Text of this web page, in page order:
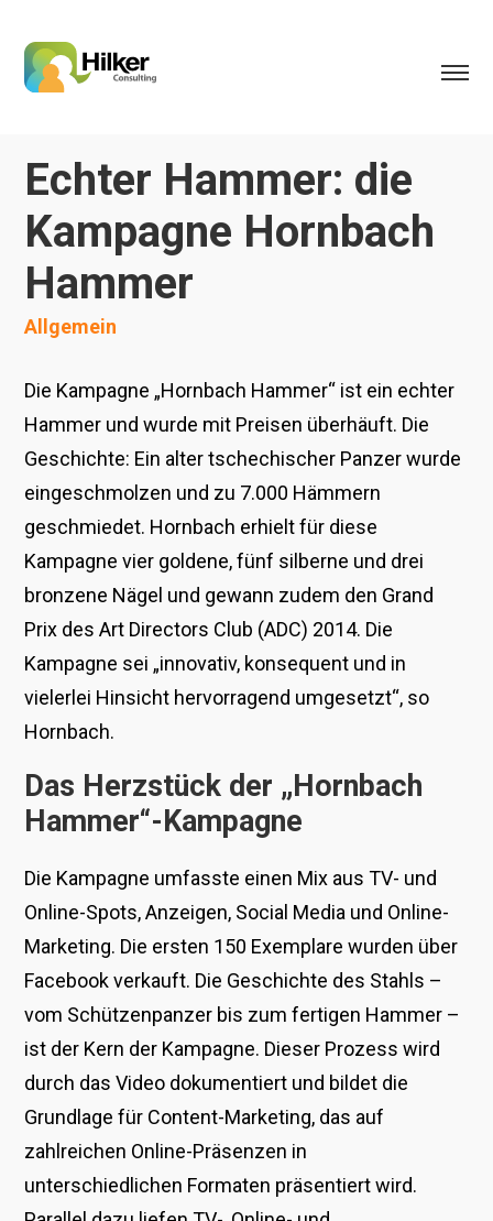
Echter Hammer: die
Kampagne Hornbach
Hammer
Allgemein
Die Kampagne „Hornbach Hammer“ ist ein echter
Hammer und wurde mit Preisen überhäuft. Die
Geschichte: Ein alter tschechischer Panzer wurde
eingeschmolzen und zu 7.000 Hämmern
geschmiedet. Hornbach erhielt für diese
Kampagne vier goldene, fünf silberne und drei
bronzene Nägel und gewann zudem den Grand
Prix des Art Directors Club (ADC) 2014. Die
Kampagne sei „innovativ, konsequent und in
vielerlei Hinsicht hervorragend umgesetzt“, so
Hornbach.
Das Herzstück der „Hornbach
Hammer“-Kampagne
Die Kampagne umfasste einen Mix aus TV- und
Online-Spots, Anzeigen, Social Media und Online-
Marketing. Die ersten 150 Exemplare wurden über
Facebook verkauft. Die Geschichte des Stahls –
vom Schützenpanzer bis zum fertigen Hammer –
ist der Kern der Kampagne. Dieser Prozess wird
durch das Video dokumentiert und bildet die
Grundlage für Content-Marketing, das auf
zahlreichen Online-Präsenzen in
unterschiedlichen Formaten präsentiert wird.